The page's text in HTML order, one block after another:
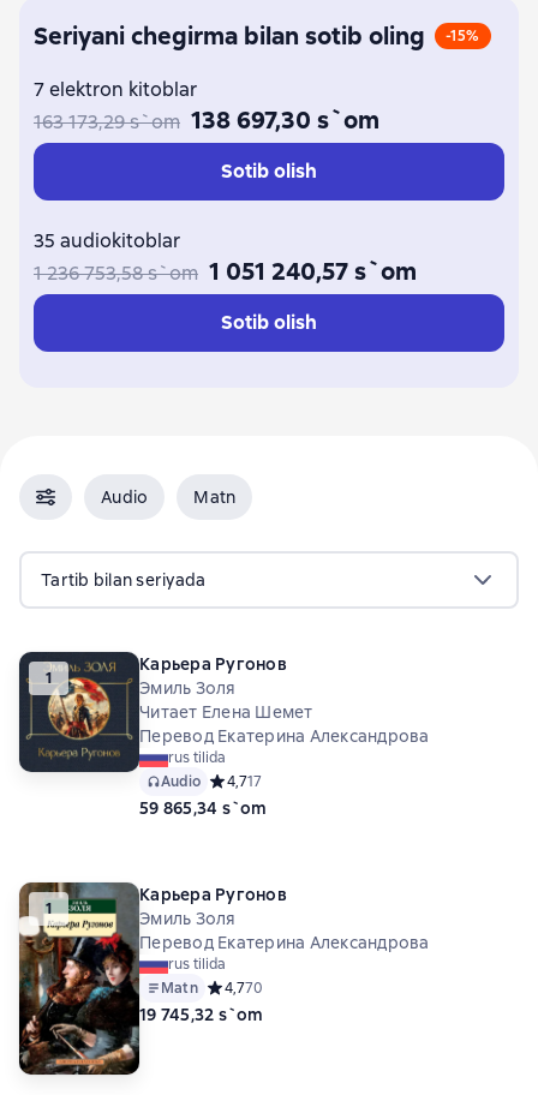
Seriyani chegirma bilan sotib oling -15%
7 elektron kitoblar
163 173,29 s`om 138 697,30 s`om
Sotib olish
35 audiokitoblar
1 236 753,58 s`om 1 051 240,57 s`om
Sotib olish
Audio Matn
Tartib bilan seriyada
1
Карьера Ругонов
Эмиль Золя
Читает Елена Шемет
Перевод Екатерина Александрова
rus tilida
Audio Средний рейтинг 4,7 на основе 17 оценок
4,717
59 865,34 s`om
1
Карьера Ругонов
Эмиль Золя
Перевод Екатерина Александрова
rus tilida
Matn Средний рейтинг 4,7 на основе 70 оценок
4,770
19 745,32 s`om